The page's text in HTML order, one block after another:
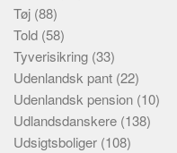
Tøj (88)
Told (58)
Tyverisikring (33)
Udenlandsk pant (22)
Udenlandsk pension (10)
Udlandsdanskere (138)
Udsigtsboliger (108)